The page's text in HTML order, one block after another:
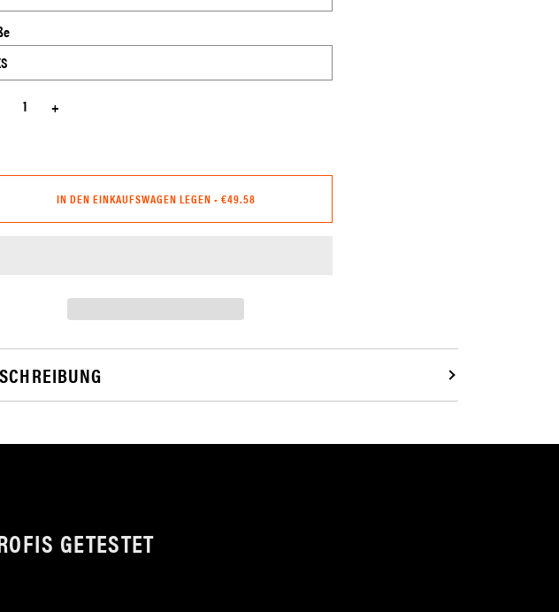
+
IN DEN EINKAUFSWAGEN LEGEN • €49.58
GETESTET